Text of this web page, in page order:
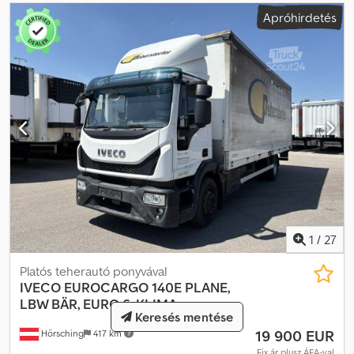
Apróhirdetés
1 / 27
Hörsching 417 km
Platós teherautó ponyvával
IVECO EUROCARGO 140E PLANE,
LBW BÄR, EURO 6, KLIMA
19 900 EUR
Keresés mentése